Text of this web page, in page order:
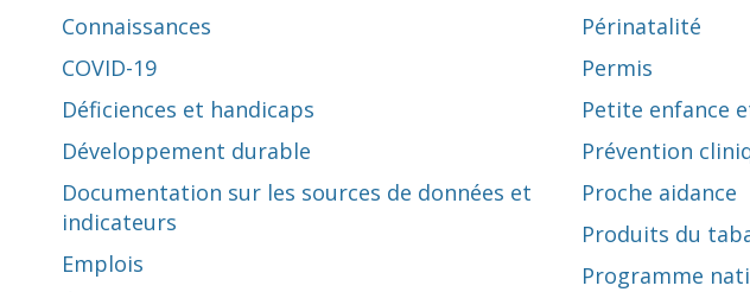
Connaissances
COVID-19
Déficiences et handicaps
Développement durable
Documentation sur les sources de données et
indicateurs
Emplois
Périnatalité
Permis
Petite enfance
Prévention
Proche aidance
Produits du
Programme